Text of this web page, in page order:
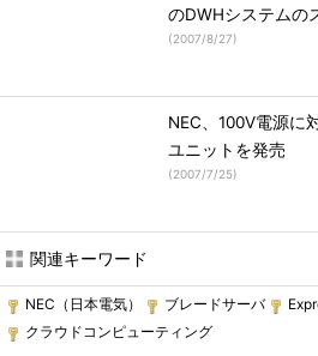
のDWHシステムの
(2007/8/27)
NEC、100V電源に
ユニットを発売
(2007/7/25)
関連キーワード
NEC（日本電気） ブレードサーバ
クラウドコンピューティング